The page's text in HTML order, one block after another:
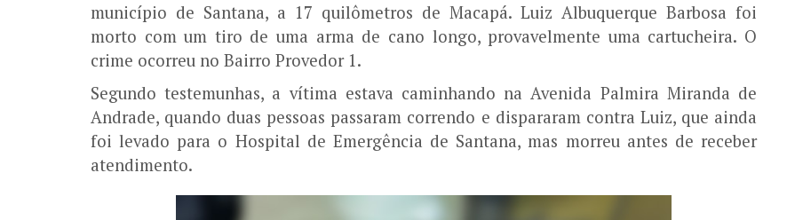
município de Santana, a 17 quilômetros de Macapá. Luiz Albuquerque Barbosa foi
morto com um tiro de uma arma de cano longo, provavelmente uma cartucheira. O
crime ocorreu no Bairro Provedor 1.
Segundo testemunhas, a vítima estava caminhando na Avenida Palmira Miranda de
Andrade, quando duas pessoas passaram correndo e dispararam contra Luiz, que ainda
foi levado para o Hospital de Emergência de Santana, mas morreu antes de receber
atendimento.